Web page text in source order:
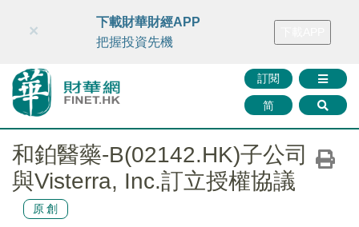
財華智庫網 FINTV FINMETA 財華證券 媒體矩陣
訂閱
简
×
下載財華財經APP
把握投資先機
和鉑醫藥-B(02142.HK)子公司
與Visterra, Inc.訂立授權協議
原創